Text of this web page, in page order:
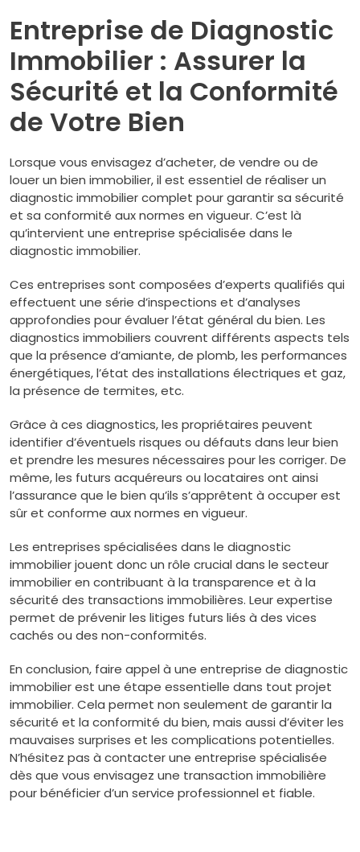
Entreprise de Diagnostic
Immobilier : Assurer la
Sécurité et la Conformité
de Votre Bien
Lorsque vous envisagez d’acheter, de vendre ou de
louer un bien immobilier, il est essentiel de réaliser un
diagnostic immobilier complet pour garantir sa sécurité
et sa conformité aux normes en vigueur. C’est là
qu’intervient une entreprise spécialisée dans le
diagnostic immobilier.
Ces entreprises sont composées d’experts qualifiés qui
effectuent une série d’inspections et d’analyses
approfondies pour évaluer l’état général du bien. Les
diagnostics immobiliers couvrent différents aspects tels
que la présence d’amiante, de plomb, les performances
énergétiques, l’état des installations électriques et gaz,
la présence de termites, etc.
Grâce à ces diagnostics, les propriétaires peuvent
identifier d’éventuels risques ou défauts dans leur bien
et prendre les mesures nécessaires pour les corriger. De
même, les futurs acquéreurs ou locataires ont ainsi
l’assurance que le bien qu’ils s’apprêtent à occuper est
sûr et conforme aux normes en vigueur.
Les entreprises spécialisées dans le diagnostic
immobilier jouent donc un rôle crucial dans le secteur
immobilier en contribuant à la transparence et à la
sécurité des transactions immobilières. Leur expertise
permet de prévenir les litiges futurs liés à des vices
cachés ou des non-conformités.
En conclusion, faire appel à une entreprise de diagnostic
immobilier est une étape essentielle dans tout projet
immobilier. Cela permet non seulement de garantir la
sécurité et la conformité du bien, mais aussi d’éviter les
mauvaises surprises et les complications potentielles.
N’hésitez pas à contacter une entreprise spécialisée
dès que vous envisagez une transaction immobilière
pour bénéficier d’un service professionnel et fiable.